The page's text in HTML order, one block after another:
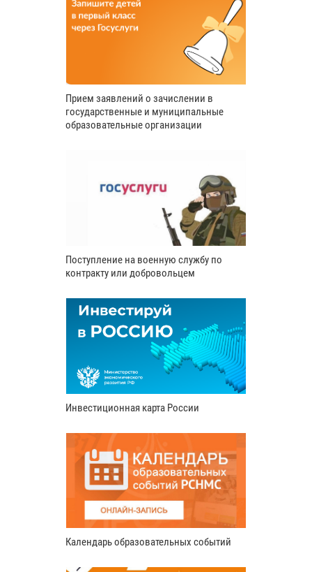
Прием заявлений о зачислении в
государственные и муниципальные
образовательные организации
Поступление на военную службу по
контракту или добровольцем
Инвестиционная карта России
Календарь образовательных событий